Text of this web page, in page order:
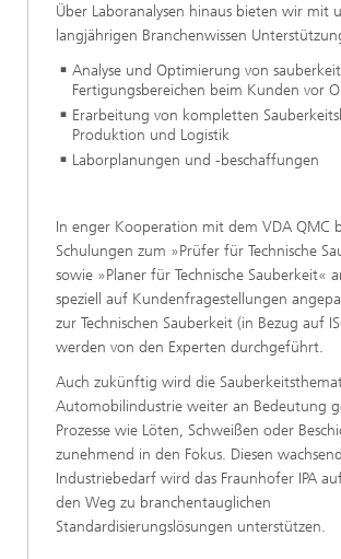
Über Laboranalysen hinaus bieten wir mit
langjährigen Branchenwissen
Analyse und Optimierung von
Fertigungsbereichen beim Kunden vor
Erarbeitung von kompletten
Produktion und Logistik
Laborplanungen und -beschaffungen
In enger Kooperation mit dem VDA QMC
Schulungen zum »Prüfer für Technische
sowie »Planer für Technische Sauberkeit«
speziell auf Kundenfragestellungen
zur Technischen Sauberkeit (in Bezug auf
werden von den Experten durchgeführt.
Auch zukünftig wird die
Automobilindustrie weiter an Bedeutung
Prozesse wie Löten, Schweißen oder
zunehmend in den Fokus. Diesen
Industriebedarf wird das Fraunhofer IPA
den Weg zu branchentauglichen
Standardisierungslösungen unterstützen.